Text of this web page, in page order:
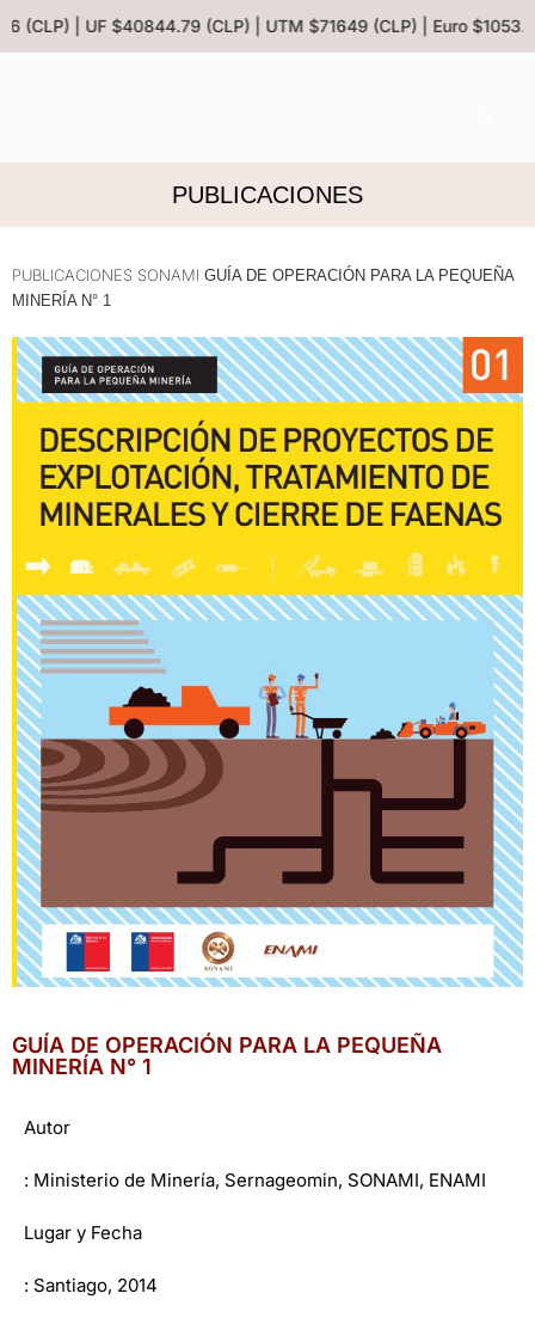
(CLP) | UF $40844.79 (CLP) | UTM $71649 (CLP) | Euro
PUBLICACIONES
PUBLICACIONES SONAMI GUÍA DE OPERACIÓN PARA LA PEQUEÑA
MINERÍA N° 1
GUÍA DE OPERACIÓN PARA LA PEQUEÑA
MINERÍA N° 1
Autor
: Ministerio de Minería, Sernageomin, SONAMI, ENAMI
Lugar y Fecha
: Santiago, 2014